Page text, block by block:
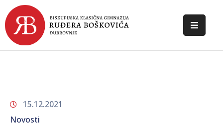
POČETNA
DOKUMENTI
15.12.2021
Novosti